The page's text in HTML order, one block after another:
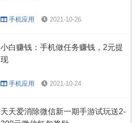
手机应用 2021-10-26
小白赚钱：手机做任务赚钱，2元提
现
手机应用 2021-10-24
天天爱消除微信新一期手游试玩送2-